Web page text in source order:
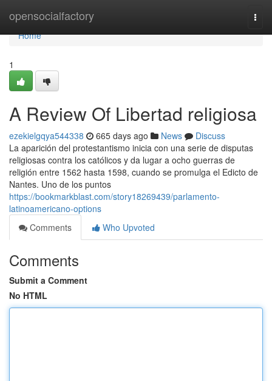
opensocialfactory
Home
Home
1
A Review Of Libertad religiosa
ezekielgqya544338 665 days ago News
Discuss
La aparición del protestantismo inicia con una serie de disputas
religiosas contra los católicos y da lugar a ocho guerras de
religión entre 1562 hasta 1598, cuando se promulga el Edicto de
Nantes. Uno de los puntos
https://bookmarkblast.com/story18269439/parlamento-
latinoamericano-options
Comments
Who Upvoted
Comments
Submit a Comment
No HTML